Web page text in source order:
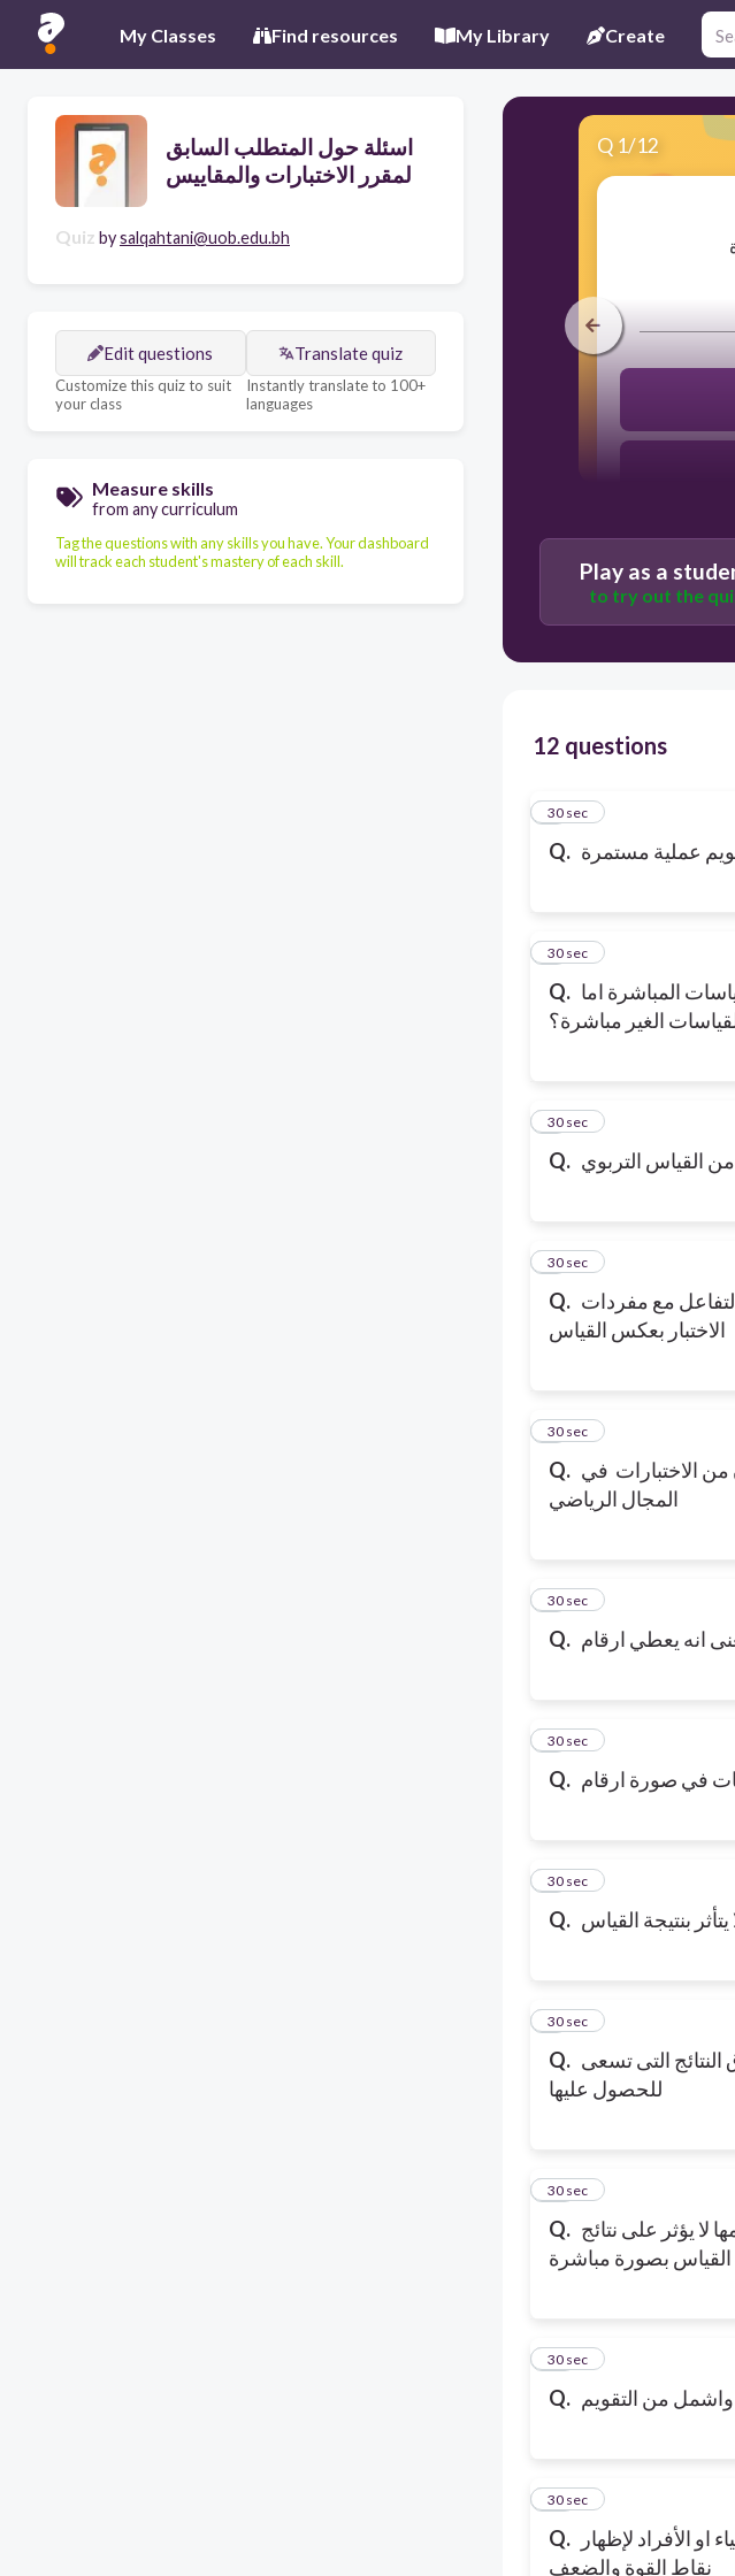
My Classes Find resources My Library Create
اسئلة حول المتطلب السابق
لمقرر الاختبارات والمقاييس
Quiz bysalqahtani@uob.edu.bh
Edit questions
Customize this quiz to suit
your class
Translate quiz
Instantly translate to 100+
languages
Measure skills
from any curriculum
Tag the questions with any skills you have. Your dashboard
will track each student's mastery of each skill.
Q 1/12
Play as a
to try out the
12 questions
Q. عملية مستمرة
1
30 sec
Q. المباشرة اما
الغير مباشرة؟
2
30 sec
Q. القياس التربوي
3
30 sec
Q. مع مفردات
4
30 sec
Q. الاختبارات في
المجال الرياضي
5
30 sec
Q. انه يعطي ارقام
6
30 sec
Q. في صورة ارقام
7
30 sec
Q. بنتيجة القياس
8
30 sec
Q. التى تسعى
للحصول عليها
9
30 sec
Q. لا يؤثر على نتائج
القياس بصورة مباشرة
10
30 sec
Q. واشمل من التقويم
11
30 sec
Q.
او الأفراد لإظهار
نقاط القوة والضعف
12
30 sec